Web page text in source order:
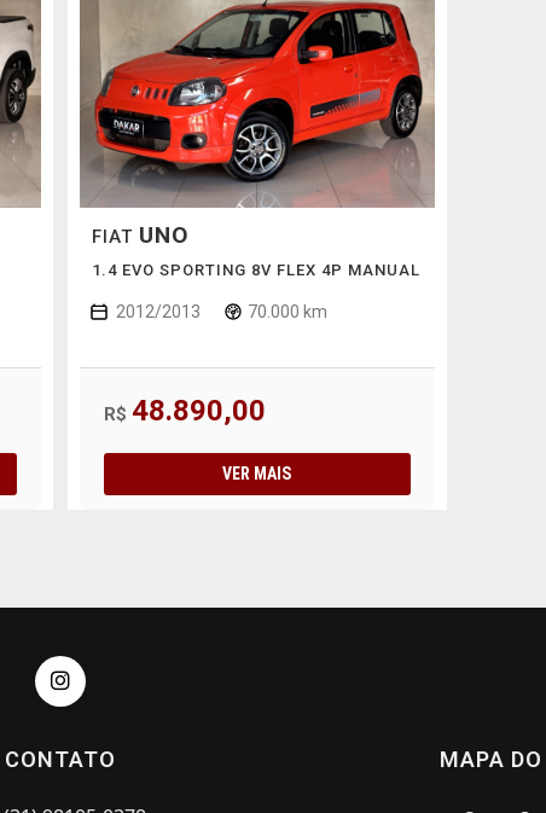
FIAT UNO
1.4 EVO SPORTING 8V FLEX 4P MANUAL
2012/2013 70.000 km
R$ 48.890,00
VER MAIS
CONTATO MAPA